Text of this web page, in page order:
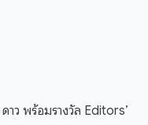
ว พร้อมรางวัล Editors’